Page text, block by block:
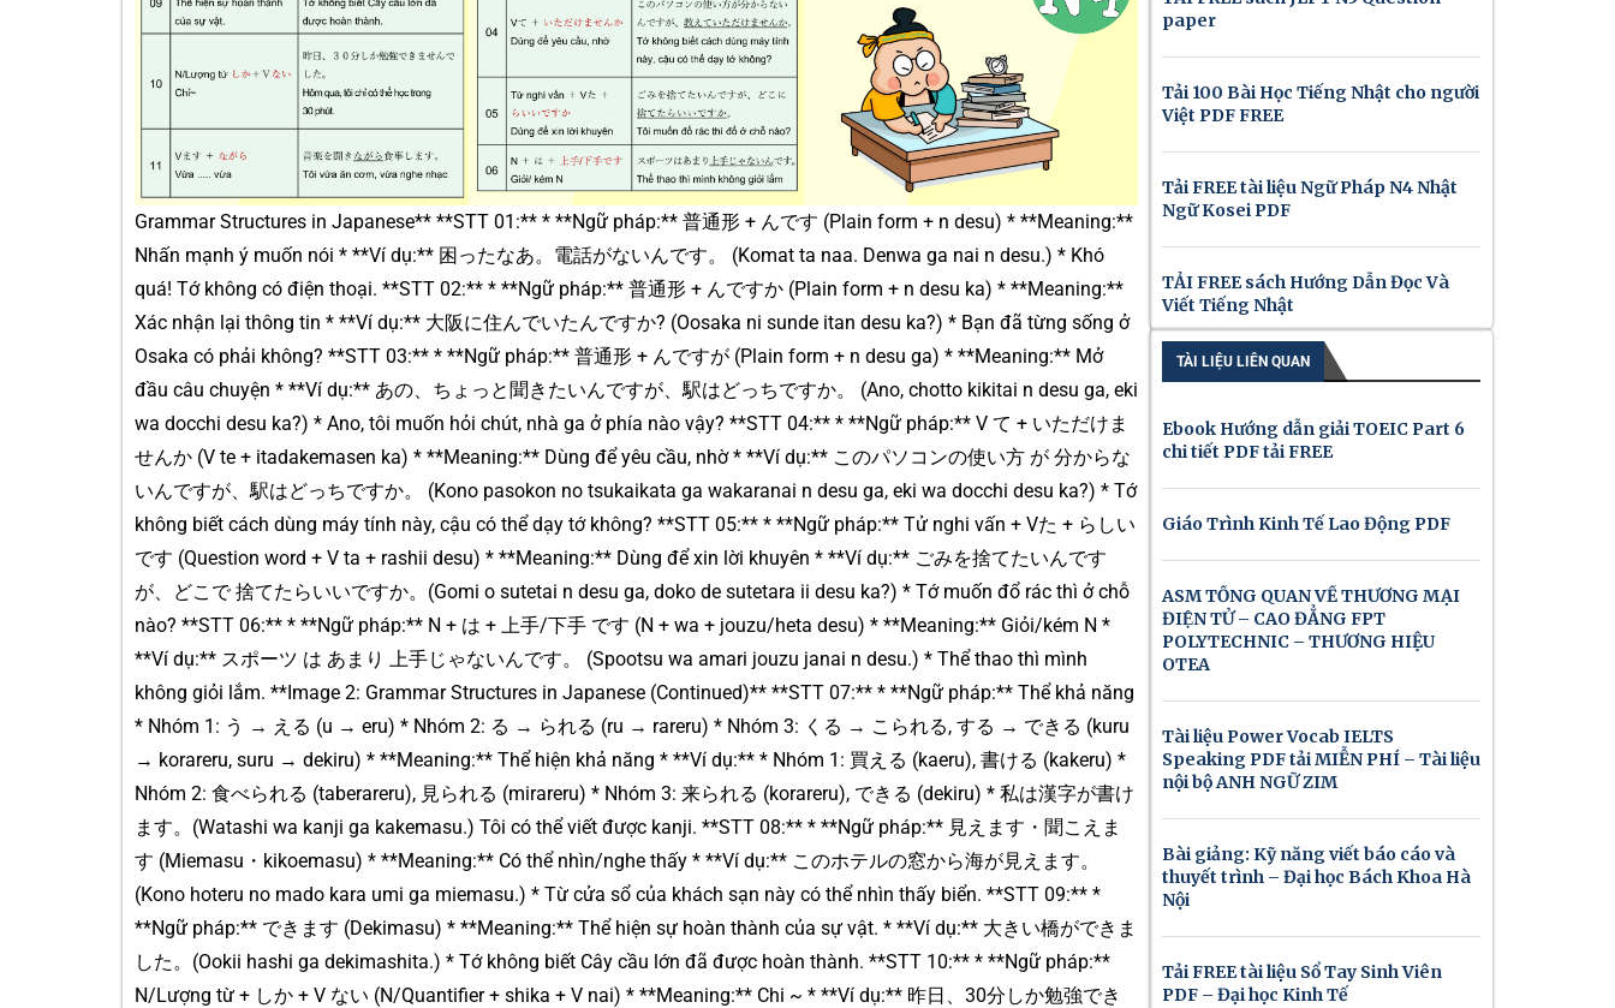
Grammar Structures in Japanese** **STT 01:** * **Ngữ pháp:** 普通形 + んです (Plain form + n desu) * **Meaning:**
Nhấn mạnh ý muốn nói * **Ví dụ:** 困ったなあ。電話がないんです。 (Komat ta naa. Denwa ga nai n desu.) * Khó
quá! Tớ không có điện thoại. **STT 02:** * **Ngữ pháp:** 普通形 + んですか (Plain form + n desu ka) * **Meaning:**
Xác nhận lại thông tin * **Ví dụ:** 大阪に住んでいたんですか? (Oosaka ni sunde itan desu ka?) * Bạn đã từng sống ở
Osaka có phải không? **STT 03:** * **Ngữ pháp:** 普通形 + んですが (Plain form + n desu ga) * **Meaning:** Mở
đầu câu chuyện * **Ví dụ:** あの、ちょっと聞きたいんですが、駅はどっちですか。 (Ano, chotto kikitai n desu ga, eki
wa docchi desu ka?) * Ano, tôi muốn hỏi chút, nhà ga ở phía nào vậy? **STT 04:** * **Ngữ pháp:** V て + いただけま
せんか (V te + itadakemasen ka) * **Meaning:** Dùng để yêu cầu, nhờ * **Ví dụ:** このパソコンの使い方 が 分からな
いんですが、駅はどっちですか。 (Kono pasokon no tsukaikata ga wakaranai n desu ga, eki wa docchi desu ka?) * Tớ
không biết cách dùng máy tính này, cậu có thể dạy tớ không? **STT 05:** * **Ngữ pháp:** Tử nghi vấn + Vた + らしい
です (Question word + V ta + rashii desu) * **Meaning:** Dùng để xin lời khuyên * **Ví dụ:** ごみを捨てたいんです
が、どこで 捨てたらいいですか。(Gomi o sutetai n desu ga, doko de sutetara ii desu ka?) * Tớ muốn đổ rác thì ở chỗ
nào? **STT 06:** * **Ngữ pháp:** N + は + 上手/下手 です (N + wa + jouzu/heta desu) * **Meaning:** Giỏi/kém N *
**Ví dụ:** スポーツ は あまり 上手じゃないんです。 (Spootsu wa amari jouzu janai n desu.) * Thể thao thì mình
không giỏi lắm. **Image 2: Grammar Structures in Japanese (Continued)** **STT 07:** * **Ngữ pháp:** Thể khả năng
* Nhóm 1: う → える (u → eru) * Nhóm 2: る → られる (ru → rareru) * Nhóm 3: くる → こられる, する → できる (kuru
→ korareru, suru → dekiru) * **Meaning:** Thể hiện khả năng * **Ví dụ:** * Nhóm 1: 買える (kaeru), 書ける (kakeru) *
Nhóm 2: 食べられる (taberareru), 見られる (mirareru) * Nhóm 3: 来られる (korareru), できる (dekiru) * 私は漢字が書け
ます。(Watashi wa kanji ga kakemasu.) Tôi có thể viết được kanji. **STT 08:** * **Ngữ pháp:** 見えます・聞こえま
す (Miemasu・kikoemasu) * **Meaning:** Có thể nhìn/nghe thấy * **Ví dụ:** このホテルの窓から海が見えます。
(Kono hoteru no mado kara umi ga miemasu.) * Từ cửa sổ của khách sạn này có thể nhìn thấy biển. **STT 09:** *
**Ngữ pháp:** できます (Dekimasu) * **Meaning:** Thể hiện sự hoàn thành của sự vật. * **Ví dụ:** 大きい橋ができま
した。(Ookii hashi ga dekimashita.) * Tớ không biết Cây cầu lớn đã được hoàn thành. **STT 10:** * **Ngữ pháp:**
N/Lượng từ + しか + V ない (N/Quantifier + shika + V nai) * **Meaning:** Chi ~ * **Ví dụ:** 昨日、30分しか勉強でき
paper
Tải 100 Bài Học Tiếng Nhật cho người
Việt PDF FREE
Tải FREE tài liệu Ngữ Pháp N4 Nhật
Ngữ Kosei PDF
TẢI FREE sách Hướng Dẫn Đọc Và
Viết Tiếng Nhật
TÀI LIỆU LIÊN QUAN
Ebook Hướng dẫn giải TOEIC Part 6
chi tiết PDF tải FREE
Giáo Trình Kinh Tế Lao Động PDF
ASM TỔNG QUAN VỀ THƯƠNG MẠI
ĐIỆN TỬ – CAO ĐẲNG FPT
POLYTECHNIC – THƯƠNG HIỆU
OTEA
Tài liệu Power Vocab IELTS
Speaking PDF tải MIỄN PHÍ – Tài liệu
nội bộ ANH NGỮ ZIM
Bài giảng: Kỹ năng viết báo cáo và
thuyết trình – Đại học Bách Khoa Hà
Nội
Tải FREE tài liệu Sổ Tay Sinh Viên
PDF – Đại học Kinh Tế